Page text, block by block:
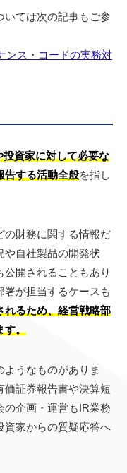
いては次の記事もご参
ンス・コードの実務対
投資家に対して必要な
告する活動全般を指し
の財務に関する情報だ
や自社製品の開発状
開されることもあり
署が担当するケースも
れるため、経営戦略部
。
うなものがありま
価証券報告書や決算短
の企画・運営もIR業務
資家からの質疑応答へ